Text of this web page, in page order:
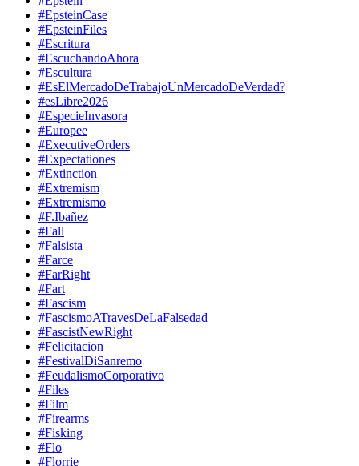
#EpsteinCase
#EpsteinFiles
#Escritura
#EscuchandoAhora
#Escultura
#EsElMercadoDeTrabajoUnMercadoDeVerdad?
#esLibre2026
#EspecieInvasora
#Europee
#ExecutiveOrders
#Expectationes
#Extinction
#Extremism
#Extremismo
#F.Ibañez
#Fall
#Falsista
#Farce
#FarRight
#Fart
#Fascism
#FascismoATravesDeLaFalsedad
#FascistNewRight
#Felicitacion
#FestivalDiSanremo
#FeudalismoCorporativo
#Files
#Film
#Firearms
#Fisking
#Flo
#Florrie